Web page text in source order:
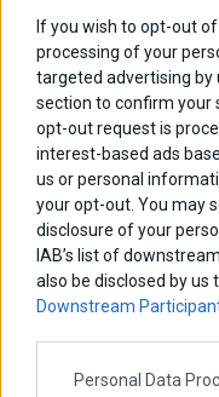
If you wish to opt-out
processing of your
targeted advertising by
section to confirm your
opt-out request is
interest-based ads
us or personal
your opt-out. You may
disclosure of your
IAB’s list of
also be disclosed by us
Downstream
Personal Data
ΑΦΗΣΕ ΕΝΑ ΣΧΟΛΙΟ